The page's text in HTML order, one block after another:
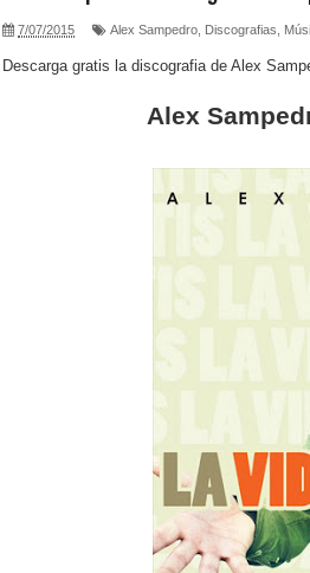
7/07/2015 Alex Sampedro Discografias
Descarga gratis la discografia de Alex
Alex